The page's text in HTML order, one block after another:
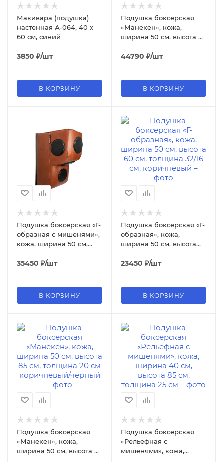
Макивара (подушка)
настенная А-064, 40 х
60 см, синий
3850 ₽/шт
В КОРЗИНУ
Подушка боксерская
«Манекен», кожа,
ширина 50 см, высота 85
черный/оранжевый
44790 ₽/шт
В КОРЗИНУ
Подушка боксерская «Г-
образная с мишенями»,
кожа, ширина 50 см,
46 см, коричневый/
35450 ₽/шт
В КОРЗИНУ
Подушка боксерская «Г-
образная», кожа,
ширина 50 см, высота
коричневый
23450 ₽/шт
В КОРЗИНУ
Подушка боксерская
«Манекен», кожа,
ширина 50 см, высота 85
Подушка боксерская
«Рельефная с
мишенями», кожа,